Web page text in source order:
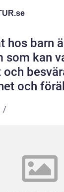
se
hos barn
som kan
och